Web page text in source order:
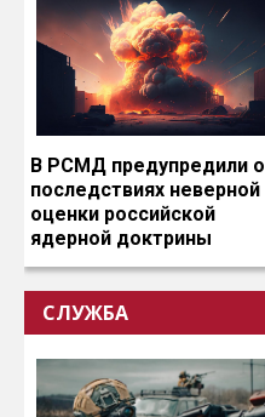
В РСМД предупредили о
последствиях неверной
оценки российской
ядерной доктрины
СЛУЖБА